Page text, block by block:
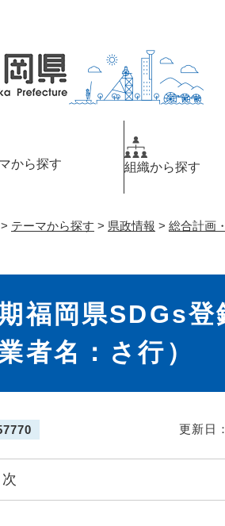
から探す 組織から探す
> テーマから探す > 県政情報 > 総合計画
福岡県SDGs
者名：さ行）
更新日